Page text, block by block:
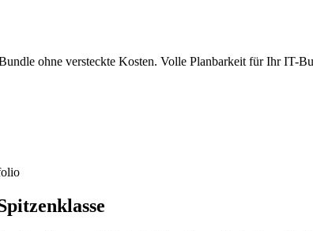
ohne versteckte Kosten. Volle Planbarkeit für Ihr IT-